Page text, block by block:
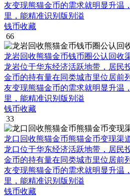
友变现熊猫金币的需求就明显升温
里，能精准识别版别溢
钱币收藏
66
龙岩回收熊猫金币钱币圈公认回收
龙岩位于华东经济活跃地带，居民
金币的持有量在同类城市里位居前
友变现熊猫金币的需求就明显升温
里，能精准识别版别溢
钱币收藏
33
龙口回收熊猫金币熊猫金币变现渠
龙口位于华东经济活跃地带，居民
金币的持有量在同类城市里位居前
友变现熊猫金币的需求就明显升温
里，能精准识别版别溢
钱币收藏